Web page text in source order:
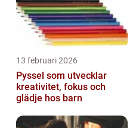
13 februari 2026
Pyssel som utvecklar
kreativitet, fokus och
glädje hos barn